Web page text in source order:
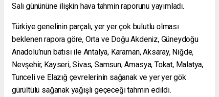
Salı günününe ilişkin hava tahmin raporunu yayımladı.
Türkiye genelinin parçalı, yer yer çok bulutlu olması
beklenen rapora göre, Orta ve Doğu Akdeniz, Güneydoğu
Anadolu’nun batısı ile Antalya, Karaman, Aksaray, Niğde,
Nevşehir, Kayseri, Sivas, Samsun, Amasya, Tokat, Malatya,
Tunceli ve Elazığ çevrelerinin sağanak ve yer yer gök
gürültülü sağanak yağışlı geçeceği tahmin edildi.